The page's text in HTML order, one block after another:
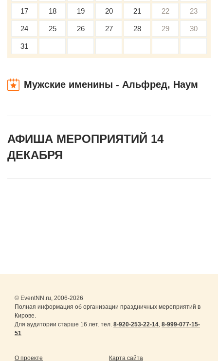
17 18 19 20 21 22 23
24 25 26 27 28 29 30
31
Мужские именины - Альфред, Наум
АФИША МЕРОПРИЯТИЙ 14
ДЕКАБРЯ
© EventNN.ru, 2006-2026
Полная информация об организации праздничных мероприятий в
Кирове.
Для аудитории старше 16 лет. тел. 8-920-253-22-14, 8-999-077-15-
51
О проекте Карта сайта